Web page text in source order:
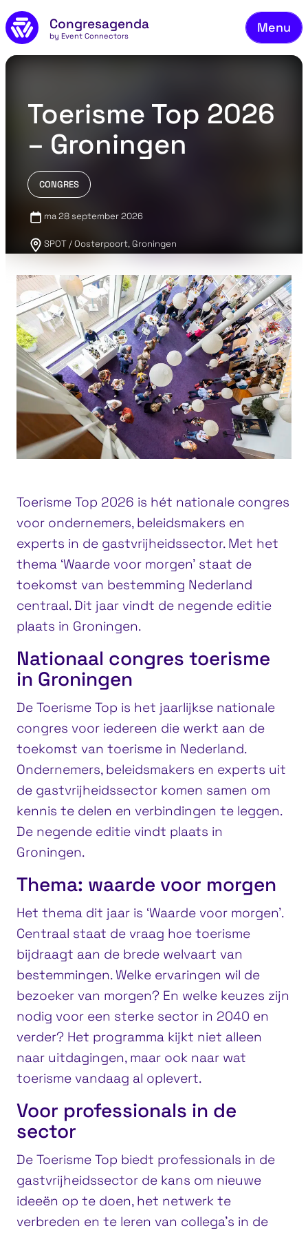
Naar de inhoud
Congresagenda
by Event Connectors
Menu
Toerisme Top 2026
– Groningen
CONGRES
ma 28 september 2026
SPOT / Oosterpoort, Groningen
Toerisme Top 2026 is hét nationale congres
voor ondernemers, beleidsmakers en
experts in de gastvrijheidssector. Met het
thema ‘Waarde voor morgen’ staat de
toekomst van bestemming Nederland
centraal. Dit jaar vindt de negende editie
plaats in Groningen.
Nationaal congres toerisme
in Groningen
De Toerisme Top is het jaarlijkse nationale
congres voor iedereen die werkt aan de
toekomst van toerisme in Nederland.
Ondernemers, beleidsmakers en experts uit
de gastvrijheidssector komen samen om
kennis te delen en verbindingen te leggen.
De negende editie vindt plaats in
Groningen.
Thema: waarde voor morgen
Het thema dit jaar is ‘Waarde voor morgen’.
Centraal staat de vraag hoe toerisme
bijdraagt aan de brede welvaart van
bestemmingen. Welke ervaringen wil de
bezoeker van morgen? En welke keuzes zijn
nodig voor een sterke sector in 2040 en
verder? Het programma kijkt niet alleen
naar uitdagingen, maar ook naar wat
toerisme vandaag al oplevert.
Voor professionals in de
sector
De Toerisme Top biedt professionals in de
gastvrijheidssector de kans om nieuwe
ideeën op te doen, het netwerk te
verbreden en te leren van collega’s in de